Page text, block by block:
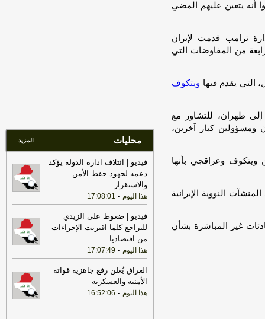
أنه يتعين عليهم المضي
ترامب قدمت لإيران
من المفاوضات التي
التي يقدم فيها ويتكوف
إلى طهران، للتشاور مع
كبار آخرين،
ويتكوف وعراقجي بأنها
النووية الإيرانية
4 جولات من المحادثات غير المباشرة بشأن
17:31
أمين الجامعة العربية: نحذر من
إقدام بعض الأطراف من محاولات جبانة
لتوسيع رقعة الصراع-لبنانون 24
17:46
وزير الخزانة الأميركي: لن نسمح
لإيران اتخاذ التجارة العالمية رهينة أو
استخدام الشحن الدولي لتمويل الحرس
الثوري-لبنانون 24
17:40
الخزانة الأميركية: عقوبات جديدة
كيانات - لبنانون 24
17:39
مكتب رئيس الوزراء العراقي:
العراق يحث كل الأطراف على تجنب
محليات المزيد
فيديو | ائتلاف ادارة الدولة يؤكد
دعمه لجهود حفظ الأمن
والاستقرار ...
هذا اليوم -
17:08:01
فيديو | ضغوط على الزيدي
للتراجع كلما اقتربت الإجراءات
من اقتصاديا...
هذا اليوم -
17:07:49
العراق يُعلن رفع جاهزية قواته
الأمنية والعسكرية
هذا اليوم -
16:52:06